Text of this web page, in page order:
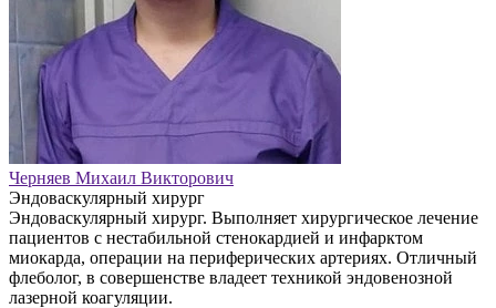
Черняев Михаил Викторович
Эндоваскулярный хирург
Эндоваскулярный хирург. Выполняет хирургическое лечение
пациентов с нестабильной стенокардией и инфарктом
миокарда, операции на периферических артериях. Отличный
флеболог, в совершенстве владеет техникой эндовенозной
лазерной коагуляции.